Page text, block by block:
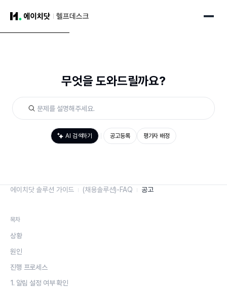
무엇을 도와드릴까요?
AI 검색하기 공고등록 평가자 배정
에이치닷 솔루션 가이드 (채용솔루션)-FAQ 공고
목차
상황
원인
진행 프로세스
1. 알림 설정 여부 확인